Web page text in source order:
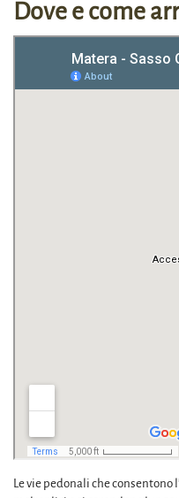
Dove e come
Le vie pedonali che consentono